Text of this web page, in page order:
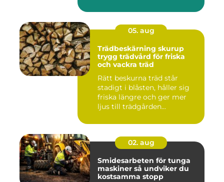
05. aug
Trädbeskärning skurup
trygg trädvård för friska
och vackra träd
Rätt beskurna träd står
stadigt i blåsten, håller sig
friska längre och ger mer
ljus till trädgården...
02. aug
Smidesarbeten för tunga
maskiner så undviker du
kostsamma stopp